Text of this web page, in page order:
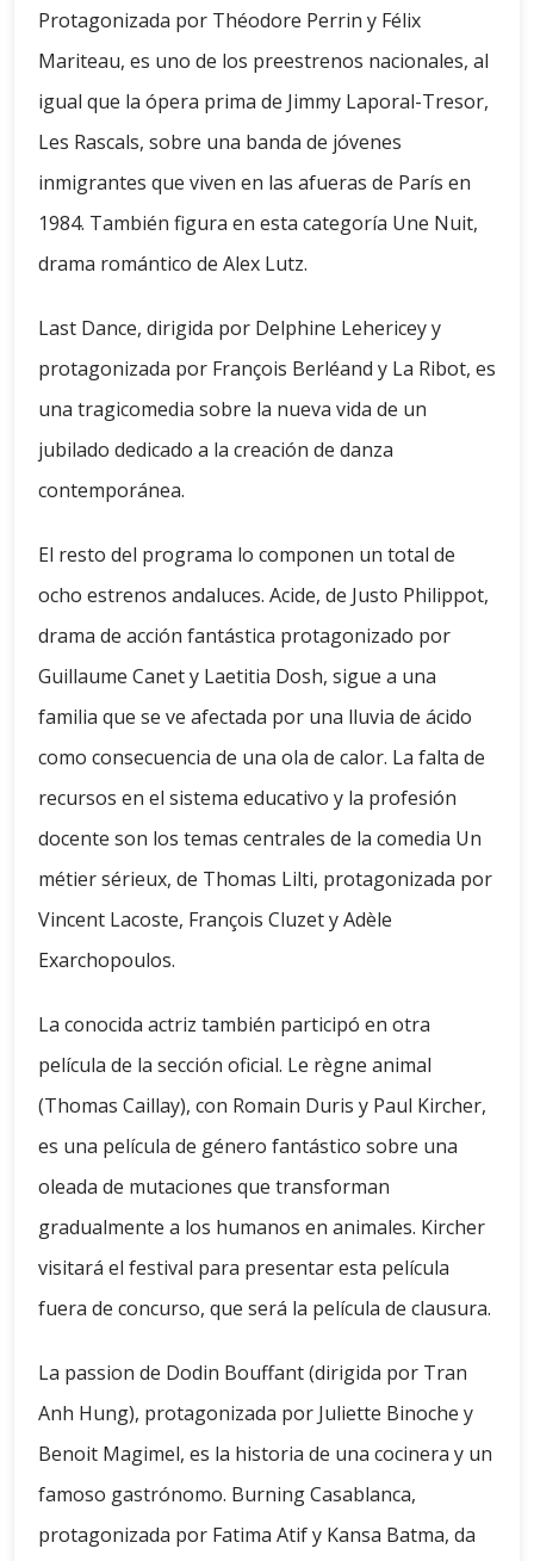
Protagonizada por Théodore Perrin y Félix
Mariteau, es uno de los preestrenos nacionales, al
igual que la ópera prima de Jimmy Laporal-Tresor,
Les Rascals, sobre una banda de jóvenes
inmigrantes que viven en las afueras de París en
1984. También figura en esta categoría Une Nuit,
drama romántico de Alex Lutz.
Last Dance, dirigida por Delphine Lehericey y
protagonizada por François Berléand y La Ribot, es
una tragicomedia sobre la nueva vida de un
jubilado dedicado a la creación de danza
contemporánea.
El resto del programa lo componen un total de
ocho estrenos andaluces. Acide, de Justo Philippot,
drama de acción fantástica protagonizado por
Guillaume Canet y Laetitia Dosh, sigue a una
familia que se ve afectada por una lluvia de ácido
como consecuencia de una ola de calor. La falta de
recursos en el sistema educativo y la profesión
docente son los temas centrales de la comedia Un
métier sérieux, de Thomas Lilti, protagonizada por
Vincent Lacoste, François Cluzet y Adèle
Exarchopoulos.
La conocida actriz también participó en otra
película de la sección oficial. Le règne animal
(Thomas Caillay), con Romain Duris y Paul Kircher,
es una película de género fantástico sobre una
oleada de mutaciones que transforman
gradualmente a los humanos en animales. Kircher
visitará el festival para presentar esta película
fuera de concurso, que será la película de clausura.
La passion de Dodin Bouffant (dirigida por Tran
Anh Hung), protagonizada por Juliette Binoche y
Benoit Magimel, es la historia de una cocinera y un
famoso gastrónomo. Burning Casablanca,
protagonizada por Fatima Atif y Kansa Batma, da